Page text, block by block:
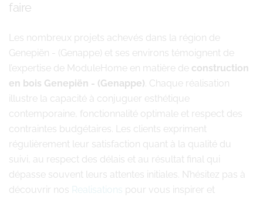
faire
Les nombreux projets achevés dans la région de
Genepiën - (Genappe) et ses environs témoignent de
l’expertise de ModuleHome en matière de construction
en bois Genepiën - (Genappe). Chaque réalisation
illustre la capacité à conjuguer esthétique
contemporaine, fonctionnalité optimale et respect des
contraintes budgétaires. Les clients expriment
régulièrement leur satisfaction quant à la qualité du
suivi, au respect des délais et au résultat final qui
dépasse souvent leurs attentes initiales. N’hésitez pas à
découvrir nos Realisations pour vous inspirer et